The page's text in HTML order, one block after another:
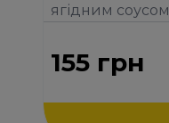
ягідним соусом
155 грн